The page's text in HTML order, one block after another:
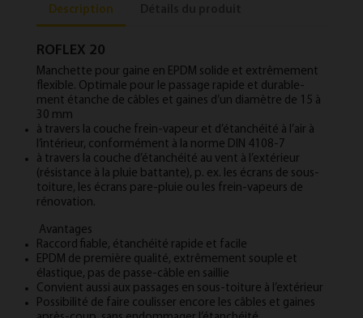
Description
ROFLEX 20
Manchette pour gaine en EP­DM solide et ex­trêmement
flex­ible. Op­ti­male pour le pas­sage rap­ide et dur­able­
ment étanche de câbles et gaines d’un diamètre de 15 à
30 mm
à tra­vers la couche frein-va­peur et d’étanchéité à l’air à
l’intérieur, con­formément à la norme DIN 4108-7
à tra­vers la couche d’étanchéité au vent à l’extérieur
(résis­t­ance à la plu­ie bat­tante), p. ex. les écrans de sous-
toit­ure, les écrans pare-plu­ie ou les frein-va­peurs de
rénova­tion.
Avantages
Rac­cord fiable, étanchéité rap­ide et fa­cile
EP­DM de première qualité, ex­trêmement souple et
élastique, pas de passe-câble en sail­lie
Con­vi­ent aus­si aux pas­sages en sous-toit­ure à l’extérieur
Pos­sib­ilité de faire cou­lis­s­er en­core les câbles et gaines